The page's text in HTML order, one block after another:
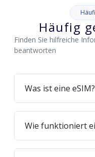
Häufig
Finden Sie hilfreiche
beantworten
Was ist eine eSIM?
Wie funktioniert